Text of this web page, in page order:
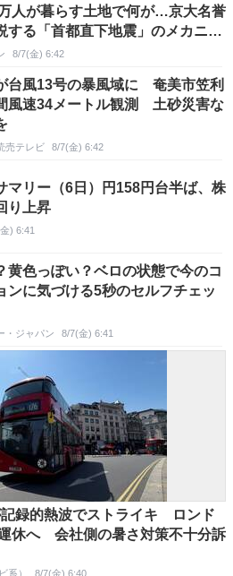
人が暮らす土地で何が…京大名誉
する「首都直下地震」のメカニズ
8/7(金) 6:42
台風13号の暴風域に 奄美市笠利
風速34メートル観測 土砂災害な
売テレビ 8/7(金) 6:42
マリー（6日）円158円台半ば、株
り上昇
) 6:41
黄色っぽい？ベロの状態で今のコ
ンに気づける5秒のセルフチェッ
・ジャパン 8/7(金) 6:41
録的熱波でストライキ ロンド
休へ 会社側の暑さ対策不十分訴
系） 8/7(金) 6:40